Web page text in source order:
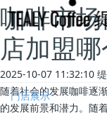
门店展示
咖啡市
店加盟哪
2025-10-07 11:32:10
随着社会的发展咖啡逐
的发展前景和潜力。随